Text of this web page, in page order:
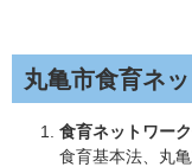
丸亀市食育ネ
食育ネットワー
食育基本法、丸